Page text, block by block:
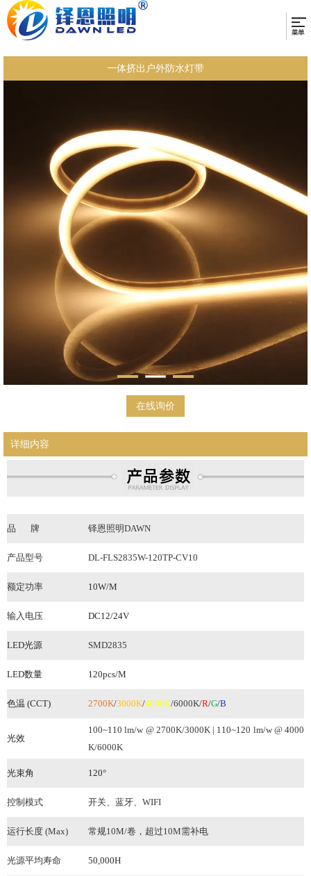
一体挤出户外防水灯带
在线询价
详细内容
品 牌 铎恩照明DAWN
产品型号 DL-FLS2835W-120TP-CV10
额定功率 10W/M
输入电压 DC12/24V
LED光源 SMD2835
LED数量 120pcs/M
色温 (CCT) 2700K/3000K/4000K/6000K/R/G/B
光效
100~110 lm/w @ 2700K/3000K | 110~120 lm/w @ 4000
K/6000K
光束角 120°
控制模式 开关、蓝牙、WIFI
运行长度 (Max) 常规10M/卷 ，超过10M需补电
光源平均寿命 50,000H